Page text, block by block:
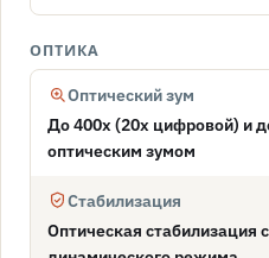
ОПТИКА
Оптический зум
До 400x (20x цифровой) и
оптическим зумом
Стабилизация
Оптическая стабилизация